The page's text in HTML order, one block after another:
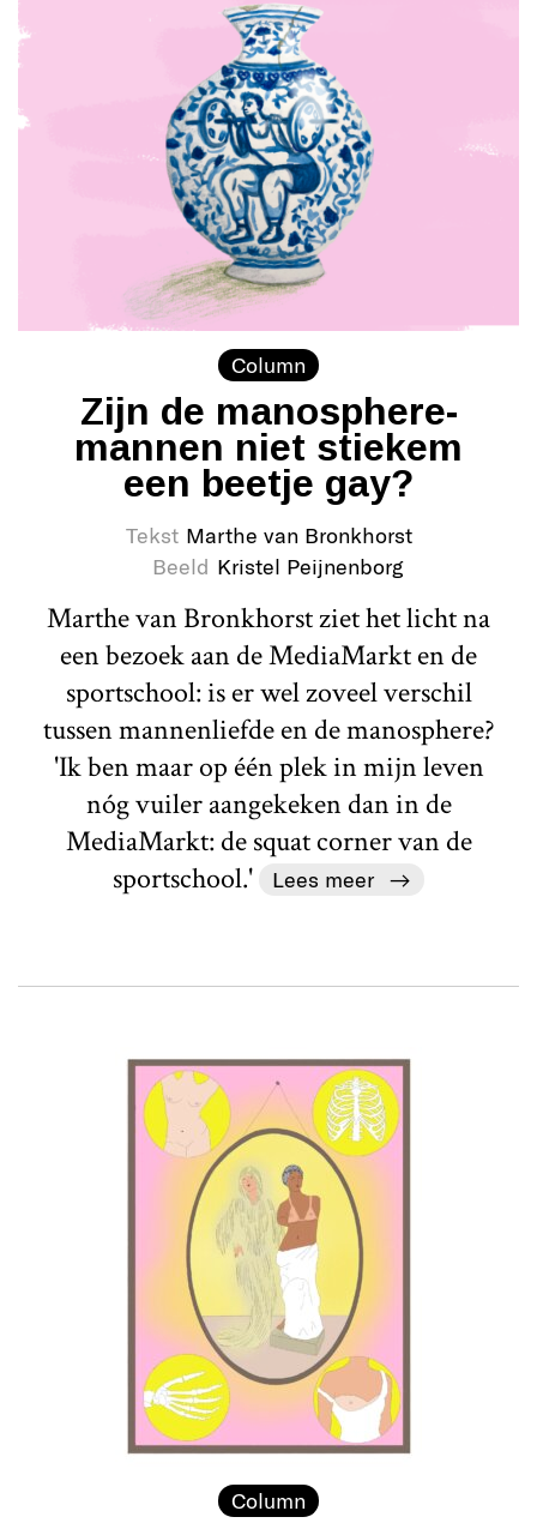
Column
Zijn de manosphere-
mannen niet stiekem
een beetje gay?
Tekst Marthe van Bronkhorst
Beeld Kristel Peijnenborg
Marthe van Bronkhorst ziet het licht na
een bezoek aan de MediaMarkt en de
sportschool: is er wel zoveel verschil
tussen mannenliefde en de manosphere?
'Ik ben maar op één plek in mijn leven
nóg vuiler aangekeken dan in de
MediaMarkt: de squat corner van de
sportschool.'
Lees meer
Column